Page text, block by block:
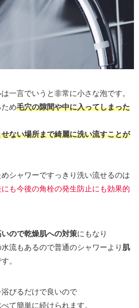
一言でいうと非常に小さな泡です。
め毛穴の隙間や中に入ってしまった
ない場所まで綺麗に洗い流すことが
シャワーですっきり洗い流せるのは
も今後の角栓の発生防止にも効果的
ので乾燥肌への対策にもなり
流もあるので普通のシャワーより 肌
。
びるだけで良いので
て簡単に続けられます。